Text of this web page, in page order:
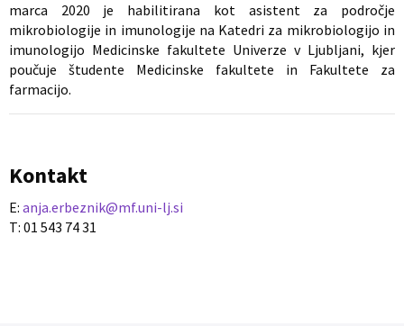
marca 2020 je habilitirana kot asistent za področje
mikrobiologije in imunologije na Katedri za mikrobiologijo in
imunologijo Medicinske fakultete Univerze v Ljubljani, kjer
poučuje študente Medicinske fakultete in Fakultete za
farmacijo.
Kontakt
E: anja.erbeznik@mf.uni-lj.si
T: 01 543 74 31